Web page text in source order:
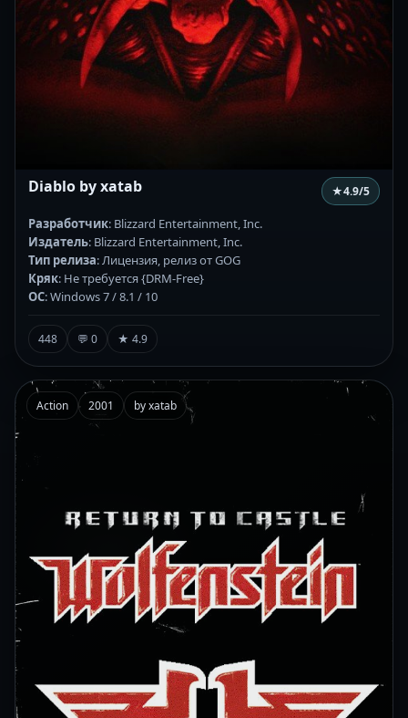
Diablo by xatab ★4.9/5
Разработчик: Blizzard Entertainment, Inc.
Издатель: Blizzard Entertainment, Inc.
Тип релиза: Лицензия, релиз от GOG
Кряк: Не требуется {DRM-Free}
ОС: Windows 7 / 8.1 / 10
448 💬 0 ★ 4.9
Action 2001 by xatab